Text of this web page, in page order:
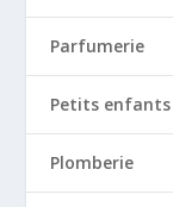
Parfumerie
Petits enfants
Plomberie